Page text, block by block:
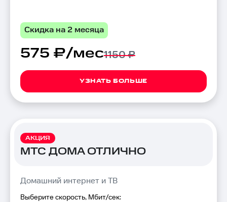
Скидка на 2 месяца
575 ₽/мес1150 ₽
УЗНАТЬ БОЛЬШЕ
АКЦИЯ
МТС ДОМА ОТЛИЧНО
Домашний интернет и ТВ
Выберите скорость, Мбит/сек: